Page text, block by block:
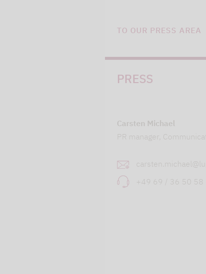
TO OUR PRESS AREA
PRESS
Carsten Michael
PR manager,
+49 69 / 36 50 58